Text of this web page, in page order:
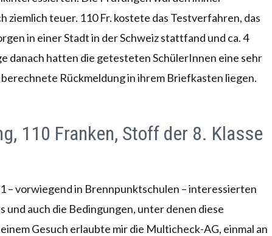
ziemlich teuer. 110 Fr. kostete das Testverfahren, das
in einer Stadt in der Schweiz stattfand und ca. 4
danach hatten die getesteten SchülerInnen eine sehr
Rückmeldung in ihrem Briefkasten liegen.
110 Franken, Stoff der 8. Klasse
– vorwiegend in Brennpunktschulen – interessierten
und auch die Bedingungen, unter denen diese
Gesuch erlaubte mir die Multicheck-AG, einmal an